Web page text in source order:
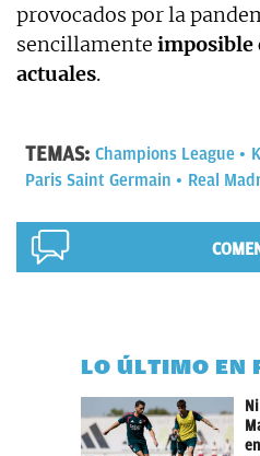
provocados por la
sencillamente imposible
actuales.
TEMAS: Champions League
Paris Saint Germain
Real
LO ÚLTIMO EN